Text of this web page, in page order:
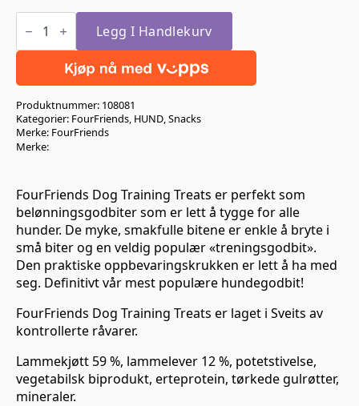
FourFriends
Dog
Treats
400gr
Legg I Handlekurv
Produktnummer: 108081
Kategorier: FourFriends, HUND,Snacks
Merke: FourFriends
Merke:
FourFriends Dog Training Treats er perfekt som
belønningsgodbiter som er lett å tygge for alle
hunder. De myke, smakfulle bitene er enkle å bryte i
små biter og en veldig populær «treningsgodbit».
Den praktiske oppbevaringskrukken er lett å ha med
seg. Definitivt vår mest populære hundegodbit!
FourFriends Dog Training Treats er laget i Sveits av
kontrollerte råvarer.
Lammekjøtt 59 %, lammelever 12 %, potetstivelse,
vegetabilsk biprodukt, erteprotein, tørkede gulrøtter,
mineraler.